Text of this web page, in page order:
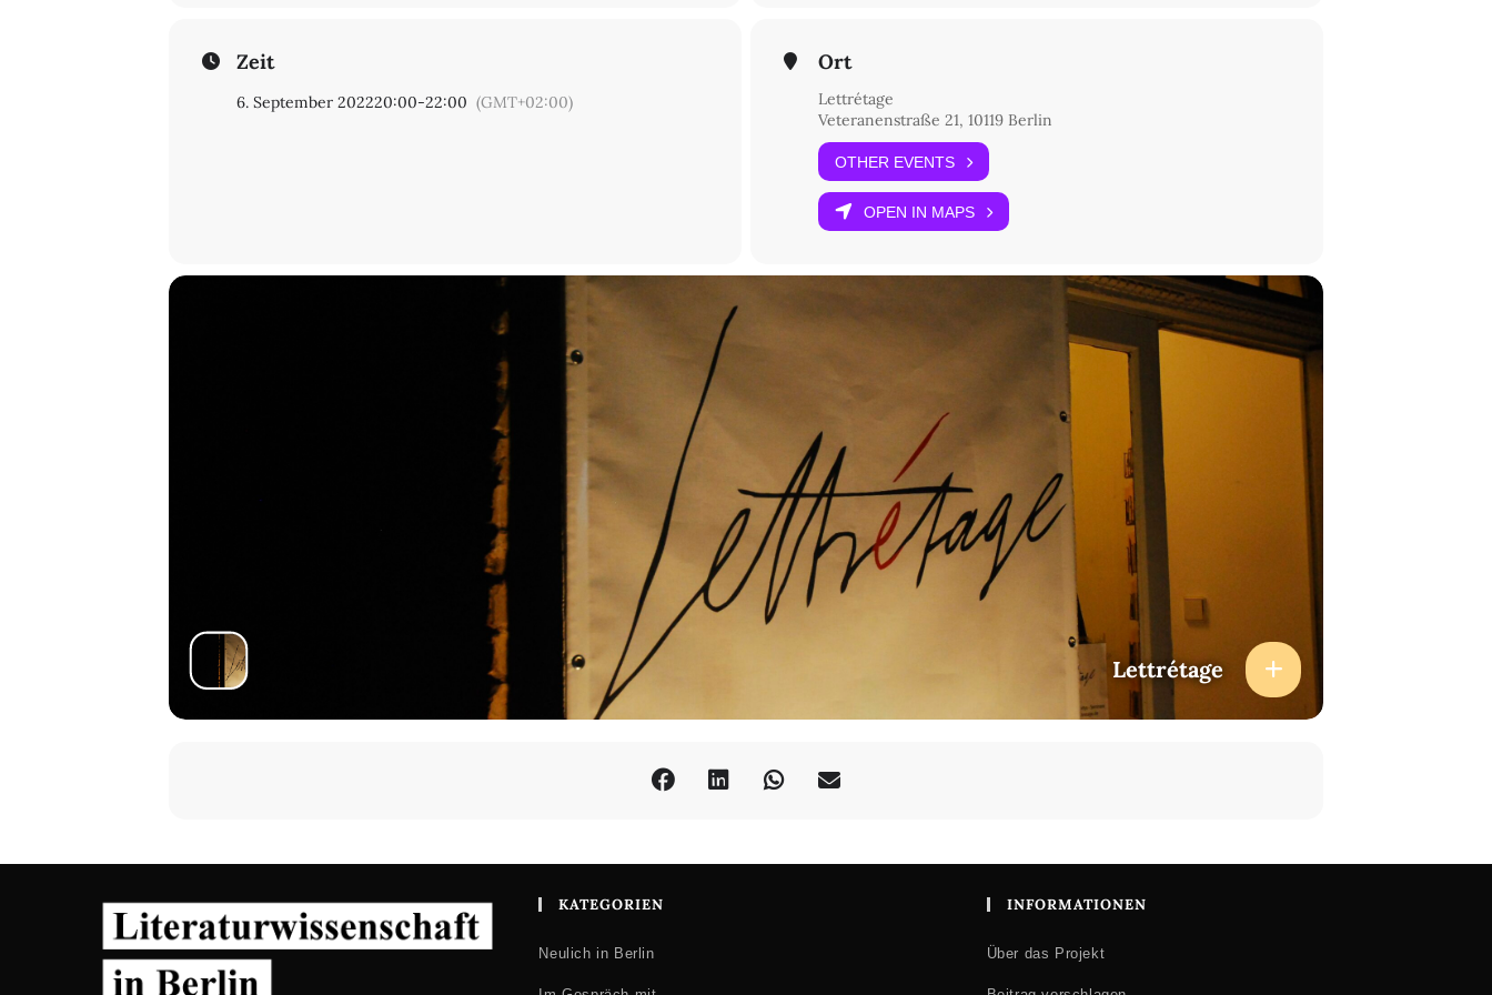
Zeit
6. September 202220:00-22:00 (GMT+02:00)
Ort
Lettrétage
Veteranenstraße 21, 10119 Berlin
OTHER EVENTS
OPEN IN MAPS
Lettrétage
KATEGORIEN
Neulich in Berlin
INFORMATIONEN
Über das Projekt